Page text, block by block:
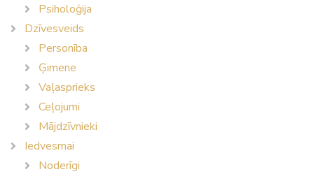
Psiholoģija
Dzīvesveids
Personība
Ģimene
Vaļasprieks
Ceļojumi
Mājdzīvnieki
Iedvesmai
Noderīgi